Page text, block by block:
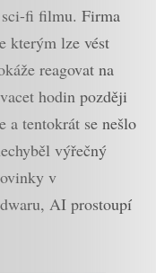
fi filmu. Firma
kterým lze vést
reagovat na
hodin později
tentokrát se nešlo
výřečný
v
AI prostoupí